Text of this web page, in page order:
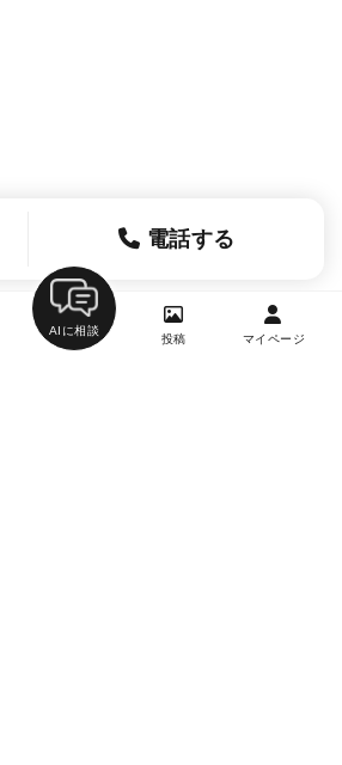
電話する
AIに相談
投稿 マイページ